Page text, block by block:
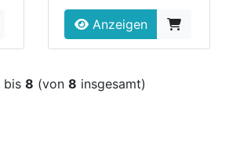
Anzeigen
bis 8 (von 8 insgesamt)